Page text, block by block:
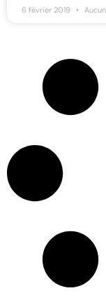
6 février 2019